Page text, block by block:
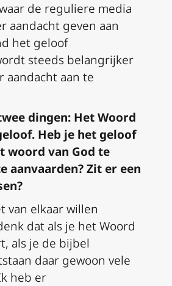
de reguliere media
aandacht geven aan
het geloof
steeds belangrijker
aandacht aan te
dingen: Het Woord
Heb je het geloof
woord van God te
aanvaarden? Zit er een
van elkaarwillen
dat als je het Woord
als je de bijbel
daar gewoon vele
heb er